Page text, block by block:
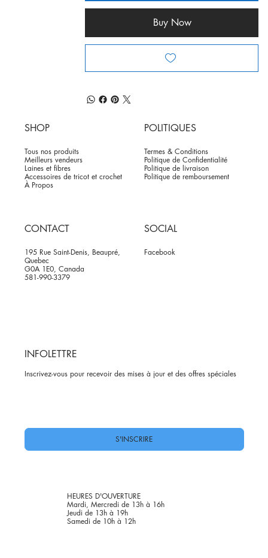
Buy Now
SHOP
Tous nos produits
Meilleurs vendeurs
Laines et fibres
Accessoires de tricot et crochet
À Propos
POLITIQUES
Termes & Conditions
Politique de Confidentialité
Politique de livraison
Politique de remboursement
CONTACT
195 Rue Saint-Denis, Beaupré,
Quebec
G0A 1E0, Canada
581-990-3379
SOCIAL
Facebook
INFOLETTRE
Inscrivez-vous pour recevoir des mises à jour et des offres spéciales
S'INSCRIRE
HEURES D'OUVERTURE
Mardi, Mercredi de 13h à 16h
Jeudi de 13h à 19h
Samedi de 10h à 12h